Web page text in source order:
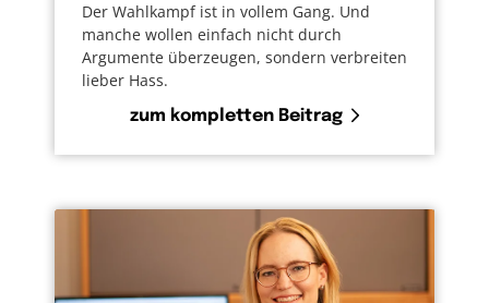
Der Wahlkampf ist in vollem Gang. Und
manche wollen einfach nicht durch
Argumente überzeugen, sondern verbreiten
lieber Hass.
zum kompletten Beitrag